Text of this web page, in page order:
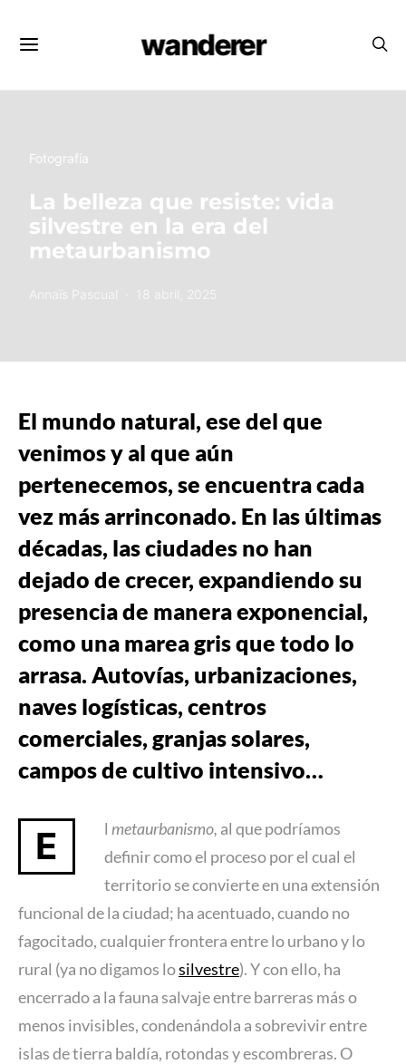
wanderer
Fotografía
La belleza que resiste: vida
silvestre en la era del
metaurbanismo
El mundo natural, ese del que
venimos y al que aún
pertenecemos, se encuentra cada
vez más arrinconado. En las últimas
décadas, las ciudades no han
dejado de crecer, expandiendo su
presencia de manera exponencial,
como una marea gris que todo lo
arrasa. Autovías, urbanizaciones,
naves logísticas, centros
comerciales, granjas solares,
campos de cultivo intensivo…
E l metaurbanismo, al que podríamos
definir como el proceso por el cual el
territorio se convierte en una extensión
funcional de la ciudad; ha acentuado, cuando no
fagocitado, cualquier frontera entre lo urbano y lo
rural (ya no digamos losilvestre). Y con ello, ha
encerrado a la fauna salvaje entre barreras más o
menos invisibles, condenándola a sobrevivir entre
islas de tierra baldía, rotondas y escombreras. O